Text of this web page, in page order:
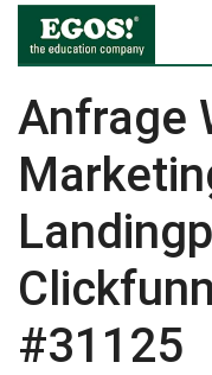
Anfrage
#31125